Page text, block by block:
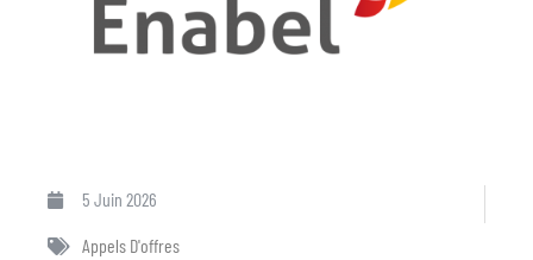
5 Juin 2026
Appels D'offres